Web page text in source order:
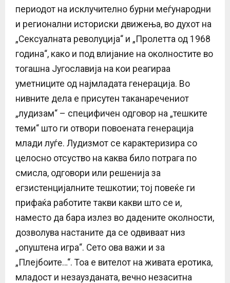
периодот на исклучително бурни меѓународни
и регионални историски движења, во духот на
„Сексуалната револуција“ и „Пролетта од 1968
година“, како и под влијание на околностите во
тогашна Југославија на кои реагираа
уметниците од најмладата генерација. Во
нивните дела е присутен таканаречениот
„лудизам“ – специфичен одговор на „тешките
теми“ што ги отвори повоената генерација
млади луѓе. Лудизмот се карактеризира со
целосно отсуство на каква било потрага по
смисла, одговори или решенија за
егзистенцијалните тешкотии; тој повеќе ги
прифаќа работите такви какви што се и,
наместо да бара излез во дадените околности,
дозволува настаните да се одвиваат низ
„опуштена игра“. Сето ова важи и за
„Плејбоите…“. Тоа е вителот на живата еротика,
младост и незаузданата, вечно незаситна